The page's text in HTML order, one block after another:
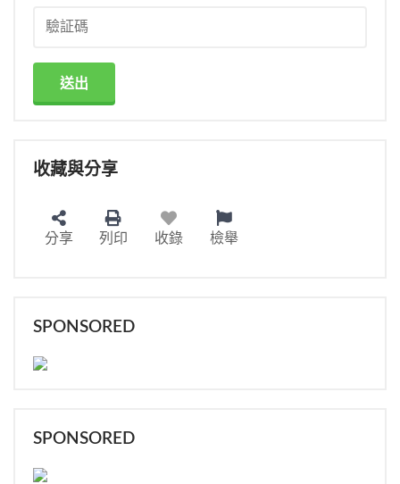
送出
收藏與分享
分享 列印 收錄 檢舉
SPONSORED
SPONSORED